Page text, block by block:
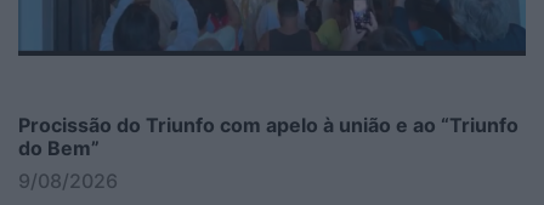
Procissão do Triunfo com apelo à união e ao “Triunfo
do Bem”
9/08/2026